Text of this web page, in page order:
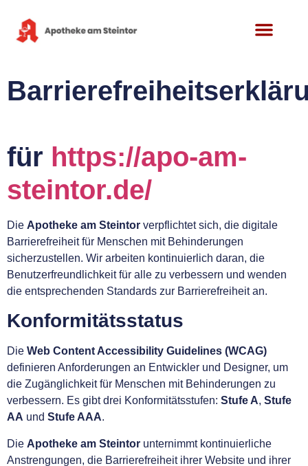
springen
für https://apo-am-
steintor.de/
Die Apotheke am Steintor verpflichtet sich, die digitale
Barrierefreiheit für Menschen mit Behinderungen
sicherzustellen. Wir arbeiten kontinuierlich daran, die
Benutzerfreundlichkeit für alle zu verbessern und wenden
die entsprechenden Standards zur Barrierefreiheit an.
Konformitätsstatus
Die Web Content Accessibility Guidelines (WCAG)
definieren Anforderungen an Entwickler und Designer, um
die Zugänglichkeit für Menschen mit Behinderungen zu
verbessern. Es gibt drei Konformitätsstufen: Stufe A, Stufe
AA und Stufe AAA.
Die Apotheke am Steintor unternimmt kontinuierliche
Anstrengungen, die Barrierefreiheit ihrer Website und ihrer